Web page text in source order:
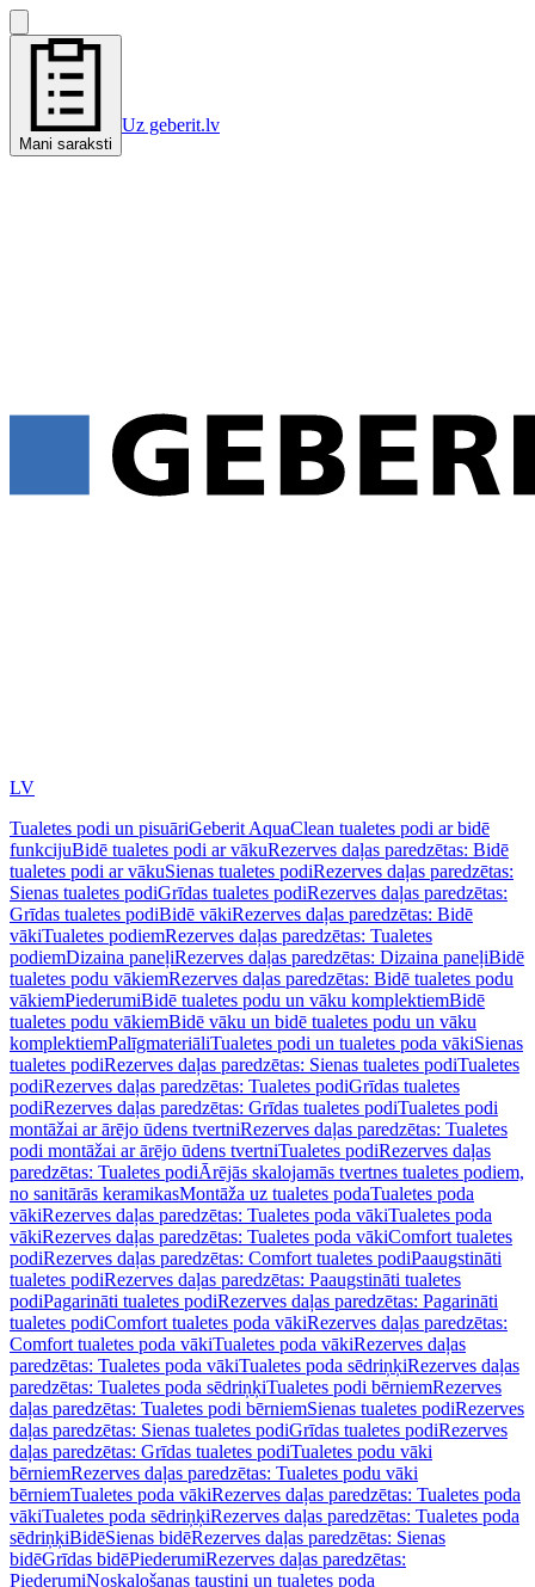
Mani saraksti
Uz geberit.lv
LV
Tualetes podi un pisuāriGeberit AquaClean tualetes podi ar bidē
funkcijuBidē tualetes podi ar vākuRezerves daļas paredzētas: Bidē
tualetes podi ar vākuSienas tualetes podiRezerves daļas paredzētas:
Sienas tualetes podiGrīdas tualetes podiRezerves daļas paredzētas:
Grīdas tualetes podiBidē vākiRezerves daļas paredzētas: Bidē
vākiTualetes podiemRezerves daļas paredzētas: Tualetes
podiemDizaina paneļiRezerves daļas paredzētas: Dizaina paneļiBidē
tualetes podu vākiemRezerves daļas paredzētas: Bidē tualetes podu
vākiemPiederumiBidē tualetes podu un vāku komplektiemBidē
tualetes podu vākiemBidē vāku un bidē tualetes podu un vāku
komplektiemPalīgmateriāliTualetes podi un tualetes poda vākiSienas
tualetes podiRezerves daļas paredzētas: Sienas tualetes podiTualetes
podiRezerves daļas paredzētas: Tualetes podiGrīdas tualetes
podiRezerves daļas paredzētas: Grīdas tualetes podiTualetes podi
montāžai ar ārējo ūdens tvertniRezerves daļas paredzētas: Tualetes
podi montāžai ar ārējo ūdens tvertniTualetes podiRezerves daļas
paredzētas: Tualetes podiĀrējās skalojamās tvertnes tualetes podiem,
no sanitārās keramikasMontāža uz tualetes podaTualetes poda
vākiRezerves daļas paredzētas: Tualetes poda vākiTualetes poda
vākiRezerves daļas paredzētas: Tualetes poda vākiComfort tualetes
podiRezerves daļas paredzētas: Comfort tualetes podiPaaugstināti
tualetes podiRezerves daļas paredzētas: Paaugstināti tualetes
podiPagarināti tualetes podiRezerves daļas paredzētas: Pagarināti
tualetes podiComfort tualetes poda vākiRezerves daļas paredzētas:
Comfort tualetes poda vākiTualetes poda vākiRezerves daļas
paredzētas: Tualetes poda vākiTualetes poda sēdriņķiRezerves daļas
paredzētas: Tualetes poda sēdriņķiTualetes podi bērniemRezerves
daļas paredzētas: Tualetes podi bērniemSienas tualetes podiRezerves
daļas paredzētas: Sienas tualetes podiGrīdas tualetes podiRezerves
daļas paredzētas: Grīdas tualetes podiTualetes podu vāki
bērniemRezerves daļas paredzētas: Tualetes podu vāki
bērniemTualetes poda vākiRezerves daļas paredzētas: Tualetes poda
vākiTualetes poda sēdriņķiRezerves daļas paredzētas: Tualetes poda
sēdriņķiBidēSienas bidēRezerves daļas paredzētas: Sienas
bidēGrīdas bidēPiederumiRezerves daļas paredzētas:
PiederumiNoskalošanas taustiņi un tualetes poda